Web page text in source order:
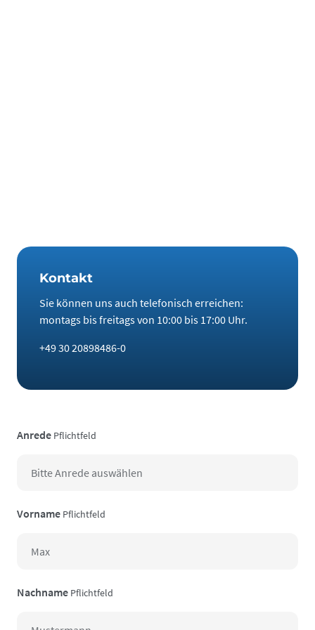
Kontakt
Sie können uns auch telefonisch erreichen:
montags bis freitags von 10:00 bis 17:00 Uhr.
+49 30 20898486-0
Anrede Pflichtfeld
Vorname Pflichtfeld
Nachname Pflichtfeld